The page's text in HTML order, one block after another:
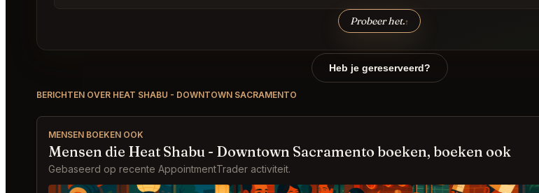
Probeer het.↑
Heb je gereserveerd?
BERICHTEN OVER HEAT SHABU - DOWNTOWN SACRAMENTO
MENSEN BOEKEN OOK
Mensen die Heat Shabu - Downtown Sacramento boeken, boeken ook
Gebaseerd op recente AppointmentTrader activiteit.